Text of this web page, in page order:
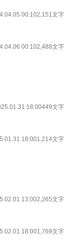
00:102,151文字
00:102,488文字
18:00449文字
18:001,214文字
13:002,265文字
18:001,769文字